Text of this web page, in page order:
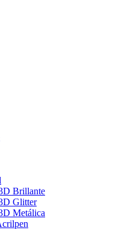
Brillante
Glitter
Metálica